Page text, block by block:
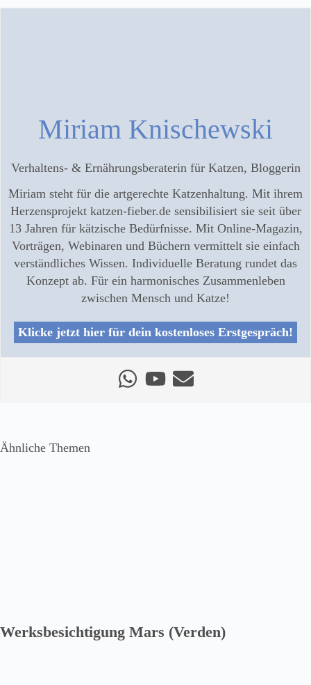
Miriam Knischewski
Verhaltens- & Ernährungsberaterin für Katzen, Bloggerin
Miriam steht für die artgerechte Katzenhaltung. Mit ihrem
Herzensprojekt katzen-fieber.de sensibilisiert sie seit über
13 Jahren für kätzische Bedürfnisse. Mit Online-Magazin,
Vorträgen, Webinaren und Büchern vermittelt sie einfach
verständliches Wissen. Individuelle Beratung rundet das
Konzept ab. Für ein harmonisches Zusammenleben
zwischen Mensch und Katze!
Klicke jetzt hier für dein kostenloses Erstgespräch!
Ähnliche Themen
Werksbesichtigung Mars (Verden)